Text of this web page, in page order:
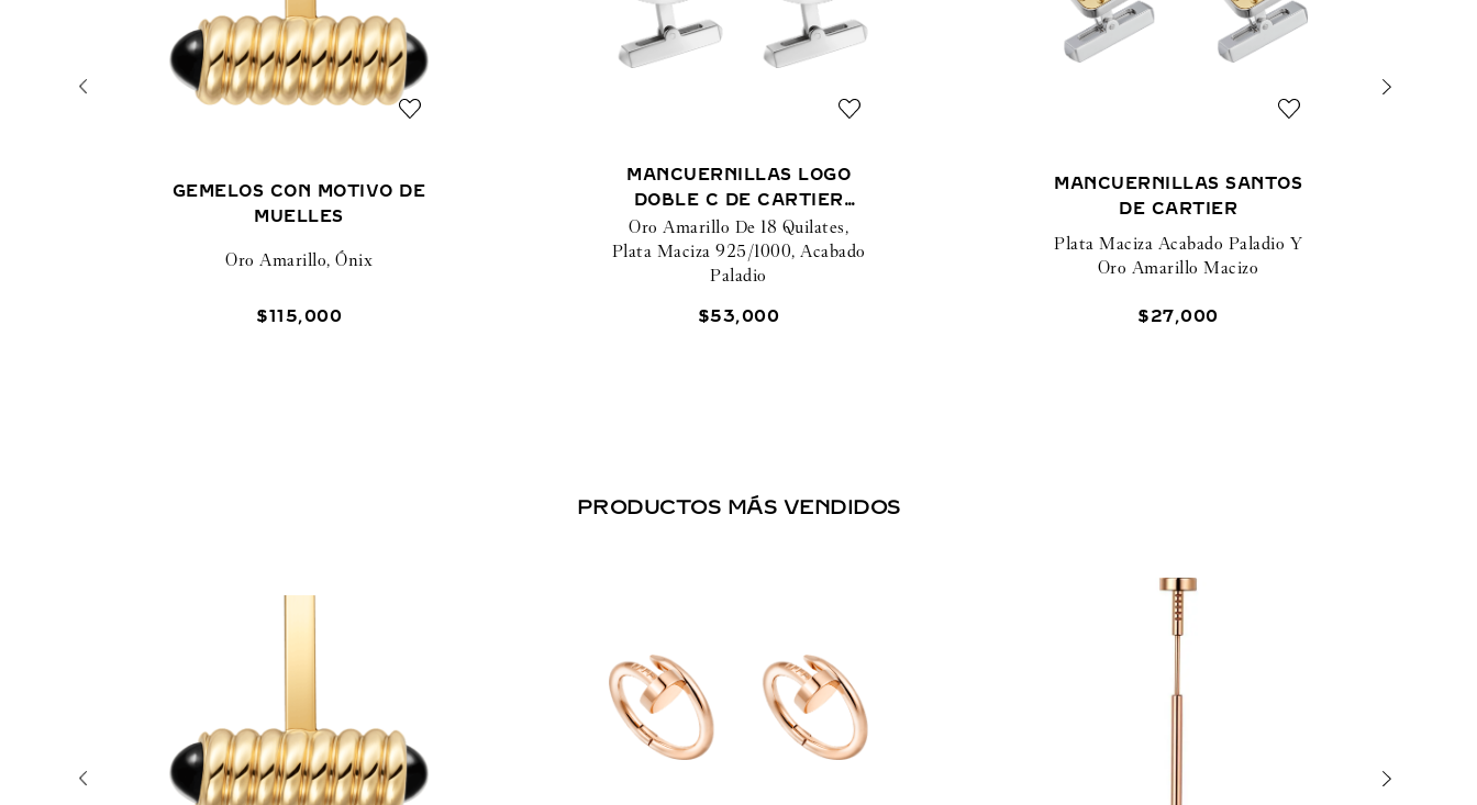
GEMELOS CON MOTIVO DE
MUELLES
Oro Amarillo, Ónix
$115,000
MANCUERNILLAS LOGO
DOBLE C DE CARTIER
MOTIVO SOLEIL ORO DE 18
QUILATES Y PLATA
925/1000
Oro Amarillo De 18 Quilates,
Plata Maciza 925/1000, Acabado
Paladio
$53,000
MANCUERNILLAS SANTOS
DE CARTIER
Plata Maciza Acabado Paladio Y
Oro Amarillo Macizo
$27,000
PRODUCTOS MÁS VENDIDOS